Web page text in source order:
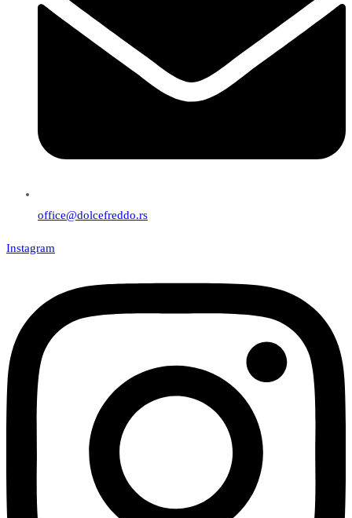
office@dolcefreddo.rs
Instagram